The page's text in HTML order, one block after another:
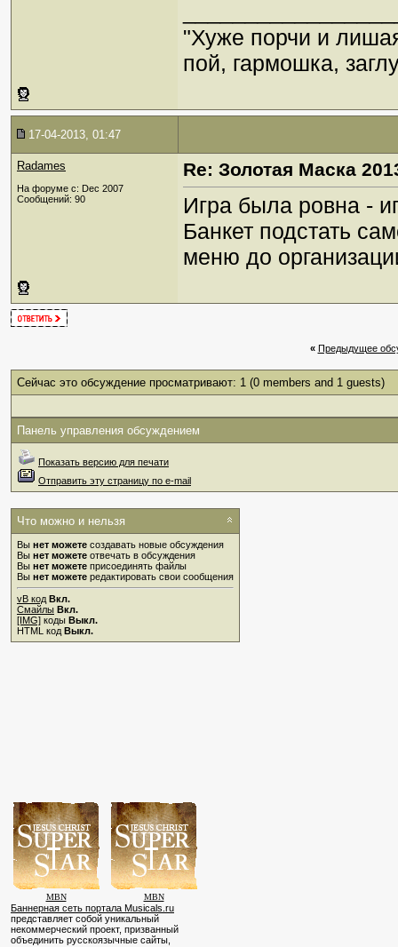
"Хуже порчи и
пой, гармошка,
17-04-2013, 01:47
Radames
На форуме с: Dec 2007
Сообщений: 90
Re: Золотая Маска
Игра была ровна -
Банкет подстать
меню до
« Предыдущее
Сейчас это обсуждение просматривают: 1 (0 members and 1 guests)
Панель управления обсуждением
Показать версию для печати
Отправить эту страницу по e-mail
Что можно и нельзя
Вы нет можете создавать новые обсуждения
Вы нет можете отвечать в обсуждения
Вы нет можете присоединять файлы
Вы нет можете редактировать свои сообщения
vB код Вкл.
Смайлы Вкл.
[IMG] коды Выкл.
HTML код Выкл.
MBN MBN
Баннерная сеть портала Musicals.ru
представляет собой уникальный
некоммерческий проект, призванный
объединить русскоязычные сайты,